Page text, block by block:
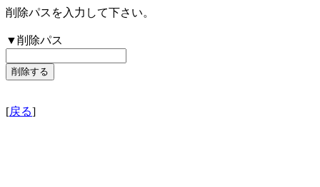
削除パスを入力して下さい。
▼削除パス
[戻る]